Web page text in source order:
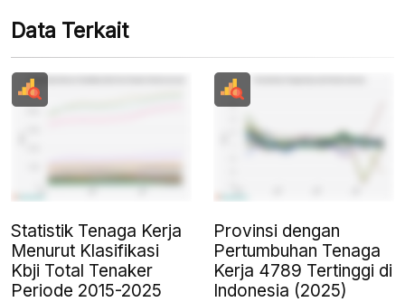
Data Terkait
Statistik Tenaga Kerja
Menurut Klasifikasi
Kbji Total Tenaker
Periode 2015-2025
Provinsi dengan
Pertumbuhan Tenaga
Kerja 4789 Tertinggi di
Indonesia (2025)